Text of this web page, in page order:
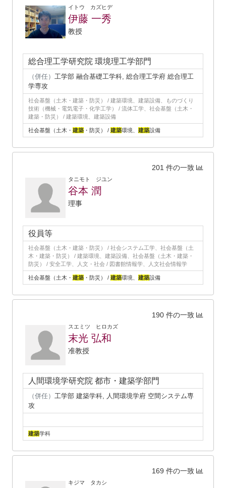
イトウ カズヒデ
伊藤 一秀
教授
総合理工学研究院 環境理工学部門
（併任） 工学部 融合基礎工学科, 総合理工学府 総合理工
学専攻
社会基盤（土木・建築・防災） / 建築環境、建築設備、ものづくり
技術（機械・電気電子・化学工学） / 流体工学、社会基盤（土木・
建築・防災） / 建築環境、建築設備
社会基盤（土木・ 建築 ・防災） / 建築環境、 建築設備
201 件の一致
タニモト ジユン
谷本 潤
理事
役員等
社会基盤（土木・建築・防災） / 社会システム工学、社会基盤（土
木・建築・防災） / 建築環境、建築設備、社会基盤（土木・建築・
防災） / 安全工学、人文・社会 / 図書館情報学、人文社会情報学
社会基盤（土木・ 建築 ・防災） / 建築環境、 建築設備
190 件の一致
スエミツ ヒロカズ
末光 弘和
准教授
人間環境学研究院 都市・建築学部門
（併任） 工学部 建築学科, 人間環境学府 空間システム専
攻
建築学科
169 件の一致
キジマ タカシ